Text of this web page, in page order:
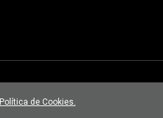
Desarrollado por
Política de Cookies.